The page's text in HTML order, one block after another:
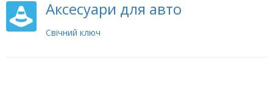
Аксесуари для авто
Свічний ключ